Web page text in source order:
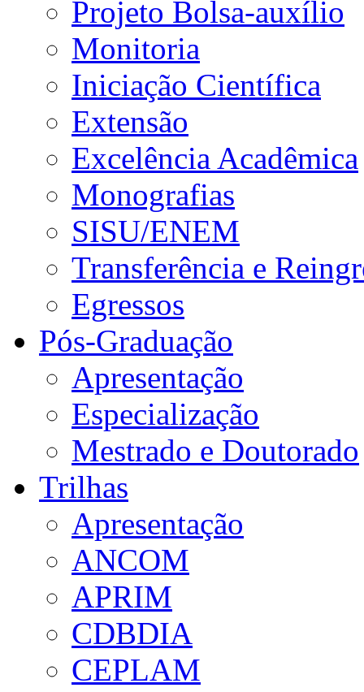
Projeto Bolsa-auxílio
Monitoria
Iniciação Científica
Extensão
Excelência Acadêmica
Monografias
SISU/ENEM
Transferência e
Egressos
Pós-Graduação
Apresentação
Especialização
Mestrado e Doutorado
Trilhas
Apresentação
ANCOM
APRIM
CDBDIA
CEPLAM